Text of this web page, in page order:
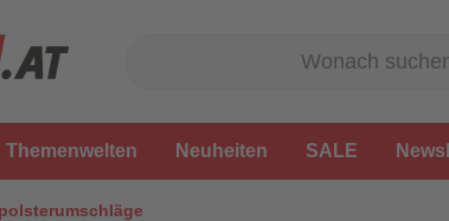
Themenwelten Neuheiten SALE